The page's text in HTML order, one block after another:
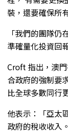
裝，還要確保所
「我們的團隊
準確量化投資回
Croft 指出，澳
合政府的強制要
比全球多數同行
他表示：「亞太
政府的稅收收入。